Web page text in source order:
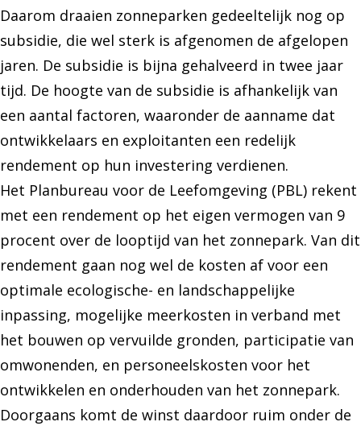
Daarom draaien zonneparken gedeeltelijk nog op
subsidie, die wel sterk is afgenomen de afgelopen
jaren. De subsidie is bijna gehalveerd in twee jaar
tijd. De hoogte van de subsidie is afhankelijk van
een aantal factoren, waaronder de aanname dat
ontwikkelaars en exploitanten een redelijk
rendement op hun investering verdienen.
Het Planbureau voor de Leefomgeving (PBL) rekent
met een rendement op het eigen vermogen van 9
procent over de looptijd van het zonnepark. Van dit
rendement gaan nog wel de kosten af voor een
optimale ecologische- en landschappelijke
inpassing, mogelijke meerkosten in verband met
het bouwen op vervuilde gronden, participatie van
omwonenden, en personeelskosten voor het
ontwikkelen en onderhouden van het zonnepark.
Doorgaans komt de winst daardoor ruim onder de